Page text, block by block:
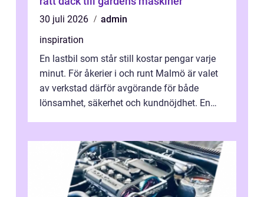
30 juli 2026
admin
inspiration
En lastbil som står still kostar pengar varje
minut. För åkerier i och runt Malmö är valet
av verkstad därför avgörande för både
lönsamhet, säkerhet och kundnöjdhet. En